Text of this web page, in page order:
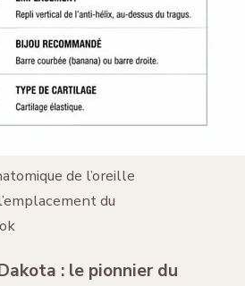
de l’oreille
du
: le pionnier du